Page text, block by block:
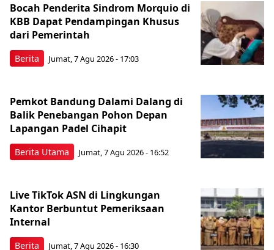
Berita
Bocah Penderita Sindrom Morquio di
KBB Dapat Pendampingan Khusus
dari Pemerintah
Jumat, 7 Agu 2026 - 17:03
Berita Utama
Pemkot Bandung Dalami Dalang di
Balik Penebangan Pohon Depan
Lapangan Padel Cihapit
Jumat, 7 Agu 2026 - 16:52
Berita
Live TikTok ASN di Lingkungan
Kantor Berbuntut Pemeriksaan
Internal
Jumat, 7 Agu 2026 - 16:30